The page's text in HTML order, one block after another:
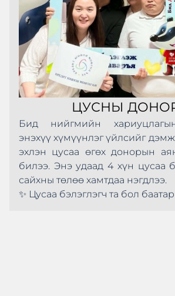
ЦУСНЫ
Бид нийгмийн
энэхүү хүмүүнлэг үйлсийг
эхлэн цусаа өгөх донорын
билээ. Энэ удаад 4 хүн цусаа
сайхны төлөө хамтдаа нэгдлээ.
✨ Цусаа бэлэглэгч та бол